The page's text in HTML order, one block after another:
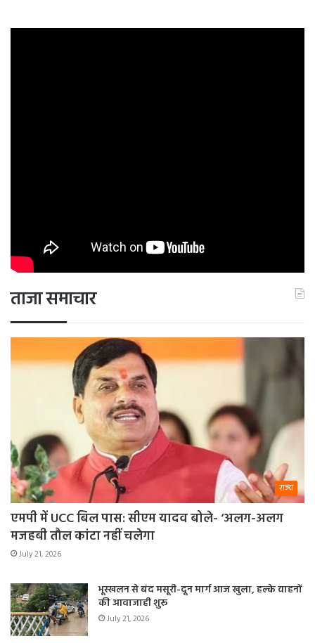
ताजा समाचार
राज्य
एमपी में UCC बिल पास: सीएम यादव बोले- ‘अलग-अलग
मजहबी तौल कांटा नहीं चलेगा
July 21, 2026
भूस्खलन से बंद मसूरी-दून मार्ग आज खुला, हल्के वाहनों
की आवाजाही शुरू
July 21, 2026